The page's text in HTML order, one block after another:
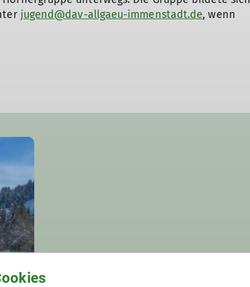
jugend@dav-allgaeu-immenstadt.de, wenn